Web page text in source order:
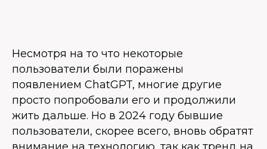
Несмотря на то что некоторые
пользователи были поражены
появлением ChatGPT, многие другие
просто попробовали его и продолжили
жить дальше. Но в 2024 году бывшие
пользователи, скорее всего, вновь обратят